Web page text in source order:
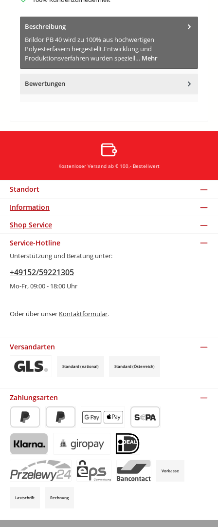
Beschreibung
Brildor PB 40 wird zu 100% aus hochwertigen
Polyesterfasern hergestellt.Entwicklung und
Produktionsverfahren wurden speziell… Mehr
Bewertungen
Kostenloser Versand ab € 100,- Bestellwert
Standort
Information
Shop Service
Service-Hotline
Unterstützung und Beratung unter:
+49152/59221305
Mo-Fr, 09:00 - 18:00 Uhr
Oder über unser Kontaktformular.
Versandarten
Standard (national) Standard (Österreich)
Zahlungsarten
PayPal Später BezahlenApple Pay / Google Pay (via Stripe)
SEPA-Lastschrift (via Stripe)
Klarna (via Stripe)Giropay (via Stripe) iDeal (via Stripe)
Vorkasse
Lastschrift Rechnung